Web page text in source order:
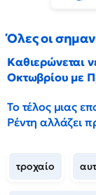
Όλες οι
Καθιερώνεται
Οκτωβρίου με
Το τέλος μιας
Ρέντη αλλάζει
τροχαίο